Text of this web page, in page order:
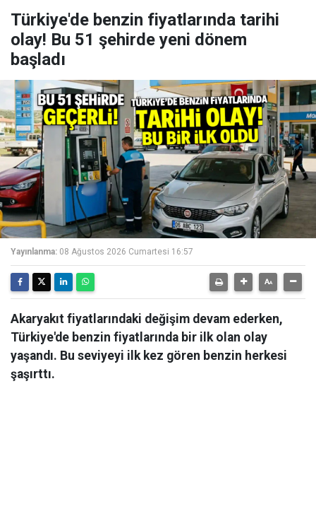
Türkiye'de benzin fiyatlarında tarihi
olay! Bu 51 şehirde yeni dönem
başladı
Yayınlanma: 08 Ağustos 2026 Cumartesi 16:57
Akaryakıt fiyatlarındaki değişim devam ederken,
Türkiye'de benzin fiyatlarında bir ilk olan olay
yaşandı. Bu seviyeyi ilk kez gören benzin herkesi
şaşırttı.